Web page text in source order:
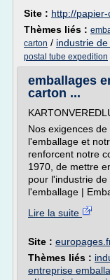
Site : http://
Thèmes liés :
carton / industrie
postal tube expedition
emballages
carton ...
Nos exigences
l'emballage et
renforcent notre
1970, de mettre
pour l'industrie
l'emballage |
Lire la suite
Site :
Thèmes liés :
entreprise